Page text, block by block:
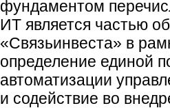
фундаментом
ИТ является частью
«Связьинвеста» в
определение единой
автоматизации
и содействие во